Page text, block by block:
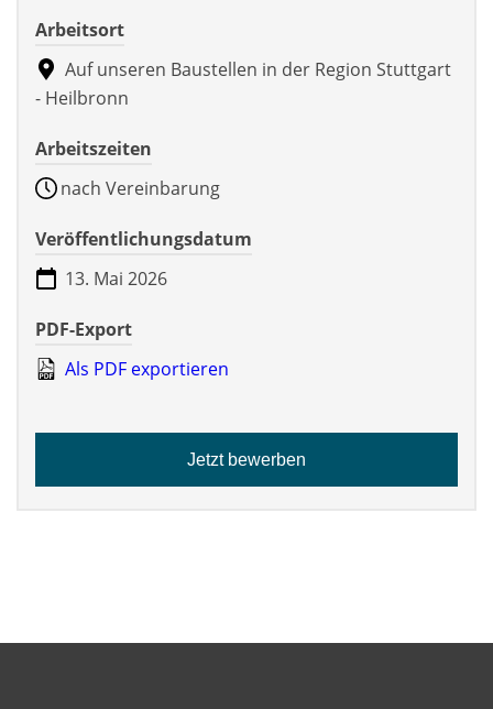
Arbeitsort
Auf unseren Baustellen in der Region Stuttgart
- Heilbronn
Arbeitszeiten
nach Vereinbarung
Veröffentlichungsdatum
13. Mai 2026
PDF-Export
Als PDF exportieren
Jetzt bewerben